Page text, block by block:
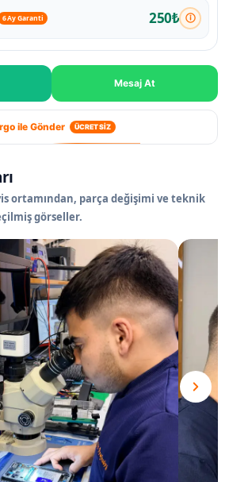
6 Ay Garanti 250₺
Mesaj At
ile Gönder ÜCRETSİZ
ortamından, parça değişimi ve teknik
görseller.